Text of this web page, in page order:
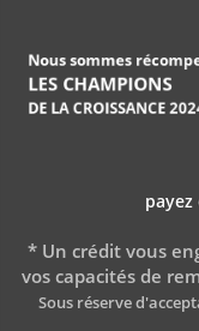
payez
* Un crédit vous
vos capacités de
Sous réserve